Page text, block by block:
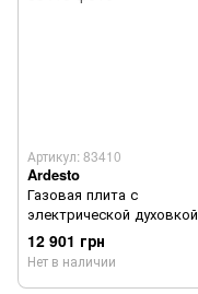
Артикул: 83410
Ardesto
Газовая плита с
электрической духовкой
Ardesto FSC-F5060PW
12 901 грн
Нет в наличии